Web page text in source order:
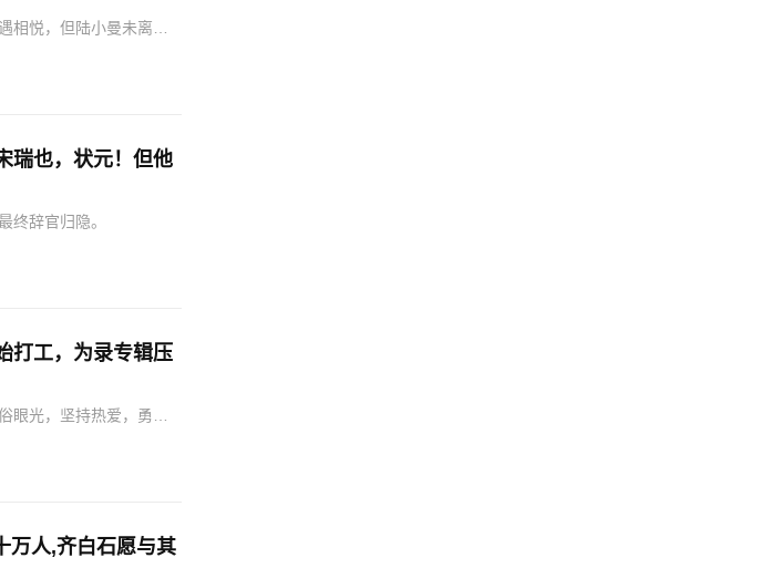
相悦，但陆小曼未离
瑞也，状元！但他
终辞官归隐。
打工，为录专辑压
眼光，坚持热爱，勇敢
万人,齐白石愿与其